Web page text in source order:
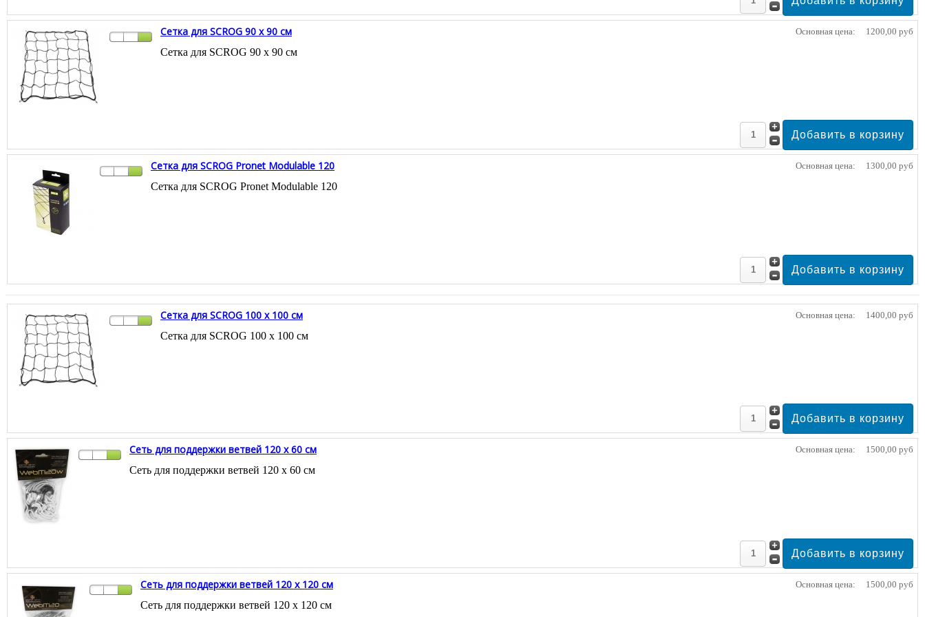
Сетка для SCROG 90 x 90 см
Сетка для SCROG 90 x 90 см
Основная цена: 1200,00 руб
Сетка для SCROG Pronet Modulable 120
Сетка для SCROG Pronet Modulable 120
Основная цена: 1300,00 руб
Сетка для SCROG 100 x 100 см
Сетка для SCROG 100 x 100 см
Основная цена: 1400,00 руб
Сеть для поддержки ветвей 120 x 60 см
Сеть для поддержки ветвей 120 x 60 см
Основная цена: 1500,00 руб
Сеть для поддержки ветвей 120 x 120 см
Сеть для поддержки ветвей 120 x 120 см
Основная цена: 1500,00 руб